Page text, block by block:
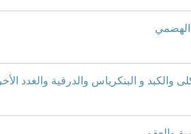
والكبد و البنكرياس والدرقية والغدد